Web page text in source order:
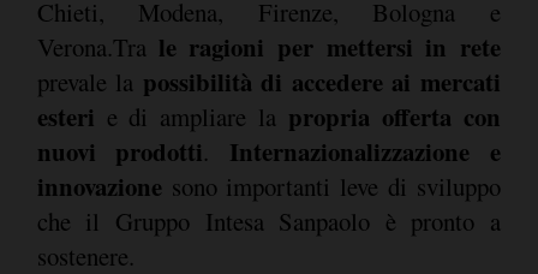
Chieti, Modena, Firenze, Bologna e
Verona.Tra le ragioni per mettersi in rete
prevale la possibilità di accedere ai mercati
esteri e di ampliare la propria offerta con
nuovi prodotti. Internazionalizzazione e
innovazione sono importanti leve di sviluppo
che il Gruppo Intesa Sanpaolo è pronto a
sostenere.